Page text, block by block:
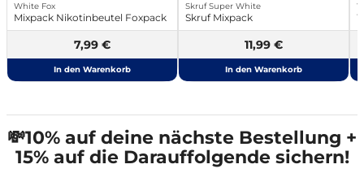
White Fox
Mixpack Nikotinbeutel Foxpack
7,99 €
In den Warenkorb
Skruf Super White
Skruf Mixpack
11,99 €
In den Warenkorb
💸10% auf deine nächste Bestellung +
15% auf die Darauffolgende sichern!